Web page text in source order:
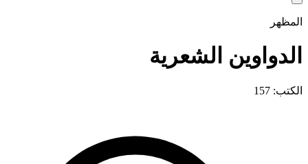
المظهر
الدواوين الشعرية
الكتب: 157